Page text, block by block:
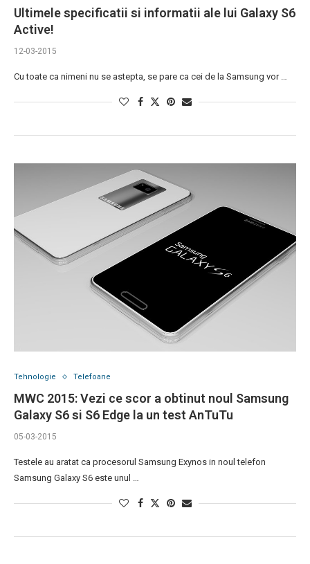
Ultimele specificatii si informatii ale lui Galaxy S6
Active!
12-03-2015
Cu toate ca nimeni nu se astepta, se pare ca cei de la Samsung vor …
Tehnologie Telefoane
MWC 2015: Vezi ce scor a obtinut noul Samsung
Galaxy S6 si S6 Edge la un test AnTuTu
05-03-2015
Testele au aratat ca procesorul Samsung Exynos in noul telefon
Samsung Galaxy S6 este unul …